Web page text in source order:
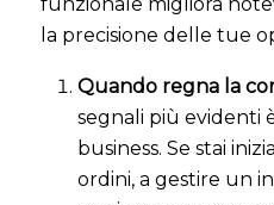
la precisione delle tue
Quando regna la
segnali più evidenti
business. Se stai
ordini, a gestire un